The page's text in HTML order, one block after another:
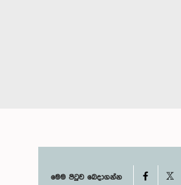
මෙම පිටුව බෙදාගන්න Facebook